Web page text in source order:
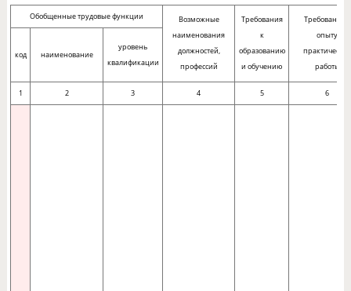
Обобщенные трудовые функции
Возможные
наименования
должностей,
профессий
Требования
к
образованию
и обучению
Требования к
опыту
практической
работы
код наименование
уровень
квалификации
1 2 3 4 5 6